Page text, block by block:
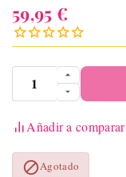
59,95 €
Añadir a comparar
Agotado